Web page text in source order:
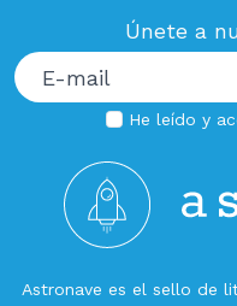
Únete a
He leído y
Astronave es el sello de